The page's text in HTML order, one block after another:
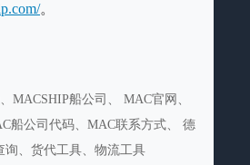
。
MACSHIP船公司、 MAC官网、
船公司代码、MAC联系方式、 德
询、货代工具、物流工具